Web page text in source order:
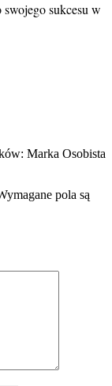
sukcesu w
Marka Osobista
pola są